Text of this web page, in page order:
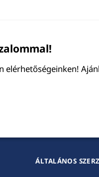
elérhetőségeinken!
ÁLTALÁNOS